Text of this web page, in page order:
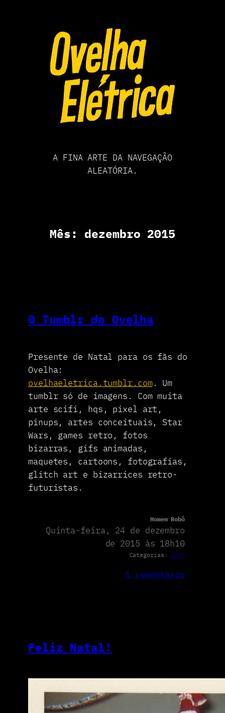
A FINA ARTE DA NAVEGAÇÃO
ALEATÓRIA.
Mês: dezembro 2015
O Tumblr do Ovelha
Presente de Natal para os fãs do
Ovelha:
ovelhaeletrica.tumblr.com. Um
tumblr só de imagens. Com muita
arte scifi, hqs, pixel art,
pinups, artes conceituais, Star
Wars, games retro, fotos
bizarras, gifs animadas,
maquetes, cartoons, fotografias,
glitch art e bizarrices retro-
futuristas.
Homem Robô
Quinta-feira, 24 de dezembro
de 2015 às 18h10
Categorias: Blog
1 comentário
Feliz Natal!